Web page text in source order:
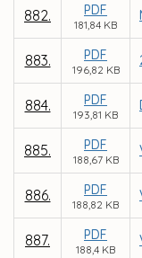
882. PDF
181,84 KB
883. PDF
196,82 KB
884. PDF
193,81 KB
885. PDF
188,67 KB
886. PDF
188,82 KB
887. PDF
188,4 KB